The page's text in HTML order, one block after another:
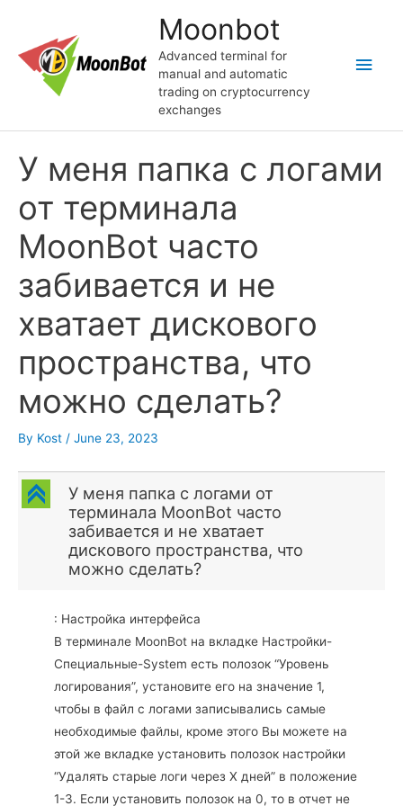
content
Moonbot
Advanced terminal for
manual and automatic
trading on cryptocurrency
exchanges
Main
У меня папка с логами
от терминала
MoonBot часто
забивается и не
хватает дискового
пространства, что
можно сделать?
By Kost / June 23, 2023
C
У меня папка с логами от
терминала MoonBot часто
забивается и не хватает
дискового пространства, что
можно сделать?
: Настройка интерфейса
В терминале MoonBot на вкладке Настройки-
Специальные-System есть полозок “Уровень
логирования”, установите его на значение 1,
чтобы в файл с логами записывались самые
необходимые файлы, кроме этого Вы можете на
этой же вкладке установить полозок настройки
“Удалять старые логи через Х дней” в положение
1-3. Если установить полозок на 0, то в отчет не